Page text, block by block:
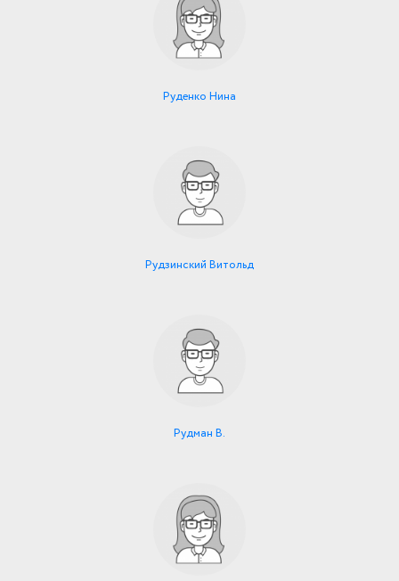
Руденко Нина
Рудзинский Витольд
Рудман В.